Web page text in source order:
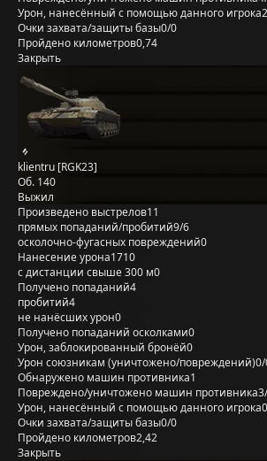
Урон, нанесённый с помощью данного игрока
Очки захвата/защиты базы0/0
Пройдено километров0,74
Закрыть
klientru [RGK23]
Об. 140
Выжил
Произведено выстрелов11
прямых попаданий/пробитий9/6
осколочно-фугасных повреждений0
Нанесение урона1710
с дистанции свыше 300 м0
Получено попаданий4
пробитий4
не нанёсших урон0
Получено попаданий осколками0
Урон, заблокированный бронёй0
Урон союзникам (уничтожено/повреждений)
Обнаружено машин противника1
Повреждено/уничтожено машин противника
Урон, нанесённый с помощью данного игрока0
Очки захвата/защиты базы0/0
Пройдено километров2,42
Закрыть